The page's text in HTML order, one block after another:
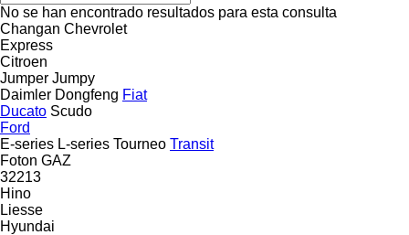
No se han encontrado resultados para esta consulta
Changan Chevrolet
Express
Citroen
Jumper Jumpy
Daimler Dongfeng Fiat
Ducato Scudo
Ford
E-series L-series Tourneo Transit
Foton GAZ
32213
Hino
Liesse
Hyundai